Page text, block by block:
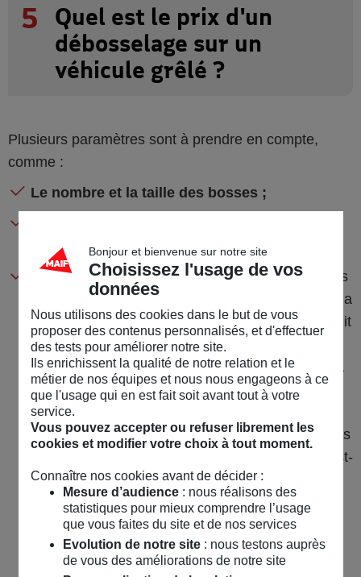
5
Quel est le prix d'un
débosselage sur un
véhicule grêlé ?
Plusieurs paramètres sont à prendre en compte,
comme :
Le nombre et la taille des bosses ;
rendre l’intervention plus difficile ;
La méthode de réparation nécessaireselon les
dégâts constatés : la technique la plus rapide et la
moins coûteuse aujourd’hui est le débosselage dit
« sans peinture » (DSP) qui consiste à redresser
la carrosserie par différents procédés : ventouse,
induction thermique… Le DSP est recommandé
pour les bosses superficielles et lorsque la
peinture n’est pas craquelée ou écaillée. Dans les
autres cas, une réparation « traditionnelle » (c’est-
à-dire avec remplissage des bosses et peinture)
peut être requise.
Bonjour et bienvenue sur notre site
Choisissez l'usage de vos
données
Nous utilisons des cookies dans le but de vous
proposer des contenus personnalisés, et d'effectuer
des tests pour améliorer notre site.
Ils enrichissent la qualité de notre relation et le
métier de nos équipes et nous nous engageons à ce
que l'usage qui en est fait soit avant tout à votre
service.
Vous pouvez accepter ou refuser librement les
cookies et modifier votre choix à tout moment.
Connaître nos cookies avant de décider :
Mesure d’audience: nous réalisons des
statistiques pour mieux comprendre l’usage
que vous faites du site et de nos services
Evolution de notre site: nous testons auprès
de vous des améliorations de notre site